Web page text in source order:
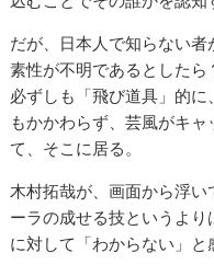
だが、日本人で知らない者
素性が不明であるとした
必ずしも「飛び道具」的
もかかわらず、芸風がキ
て、そこに居る。
木村拓哉が、画面から浮
ーラの成せる技というよ
に対して「わからない」と